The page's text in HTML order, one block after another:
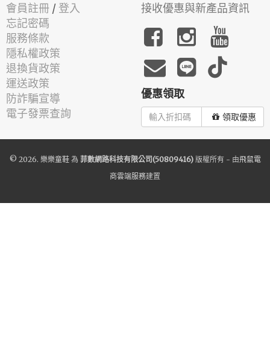
會員註冊 / 登入
忘記密碼
服務條款
隱私權政策
退換貨政策
運送政策
防詐騙宣導
電子發票查詢
接收優惠與新產品資訊
優惠領取
領取優惠
© 2026. 樂樂童鞋為 菲數網路科技有限公司(50809416)版權所有 - 由飛鼠電
商雲端服務建置